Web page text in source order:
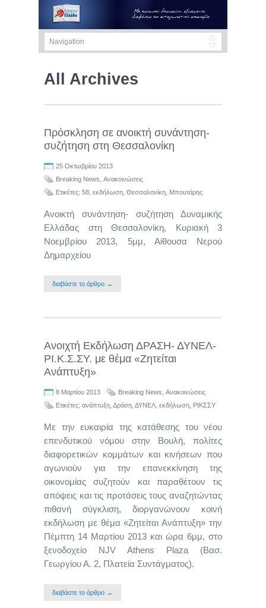
All Archives
Πρόσκληση σε ανοικτή συνάντηση-
συζήτηση στη Θεσσαλονίκη
25 Οκτωβρίου 2013
Breaking News Ανακοινώσεις
Ετικέτες: 58 εκδήλωση Θεσσαλονίκη Μπουτάρης
Ανοικτή συνάντηση- συζήτηση Δυναμικής
Ελλάδας στη Θεσσαλονίκη, Κυριακή 3
Νοεμβρίου 2013, 5μμ, Αίθουσα Νερού
Δημαρχείου
διαβάστε το άρθρο →
Ανοιχτή Εκδήλωση ΔΡΑΣΗ- ΔΥΝΕΛ-
ΡΙ.Κ.Σ.ΣΥ. με θέμα «Ζητείται
Ανάπτυξη»
8 Μαρτίου 2013 Breaking News Ανακοινώσεις
Ετικέτες: ανάπτυξη Δράση ΔΥΝΕΛ εκδήλωση ΡΙΚΣΣΥ
Με την ευκαιρία της κατάθεσης του νέου
επενδυτικού νόμου στην Βουλή, πολίτες
διαφορετικών κομμάτων και κινήσεων που
αγωνιούν για την επανεκκίνηση της
οικονομίας συζητούν και παραθέτουν τις
απόψεις και τις προτάσεις τους αναζητώντας
πιθανή σύγκλιση, διοργανώνουν κοινή
εκδήλωση με θέμα «Ζητείται Ανάπτυξη» την
Πέμπτη 14 Μαρτίου 2013 και ώρα 6μμ, στο
ξενοδοχείο NJV Athens Plaza (Βασ.
Γεωργίου Α. 2, Πλατεία Συντάγματος).
διαβάστε το άρθρο →